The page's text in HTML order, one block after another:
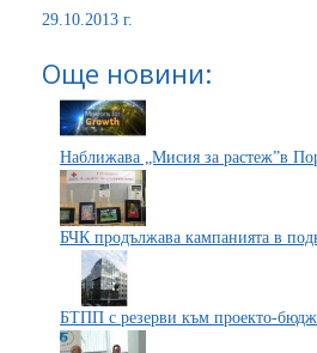
29.10.2013 г.
Още новини:
Наближава „Мисия за растеж”в
БЧК продължава кампанията в
БТПП с резерви към проекто-